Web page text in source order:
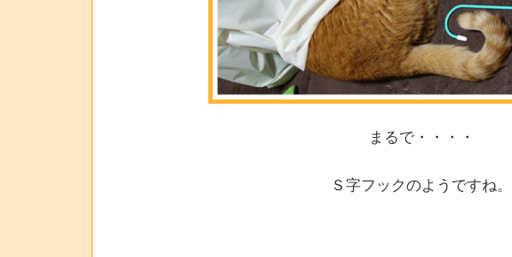
まるで・・・・
Ｓ字フックのようですね。